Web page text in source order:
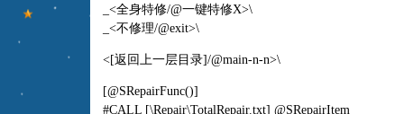
_<全身特修/@一键特修X>\
_<不修理/@exit>\
<[返回上一层目录]/@main-n-n>\
[@SRepairFunc()]
#CALL [\Repair\TotalRepair.txt] @SRepairItem